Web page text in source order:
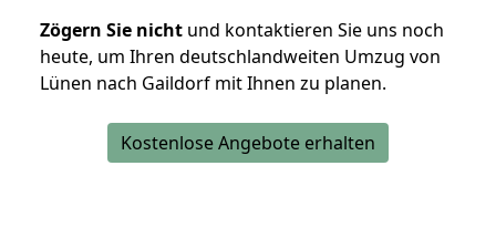
Zögern Sie nicht und kontaktieren Sie uns noch
heute, um Ihren deutschlandweiten Umzug von
Lünen nach Gaildorf mit Ihnen zu planen.
Kostenlose Angebote erhalten